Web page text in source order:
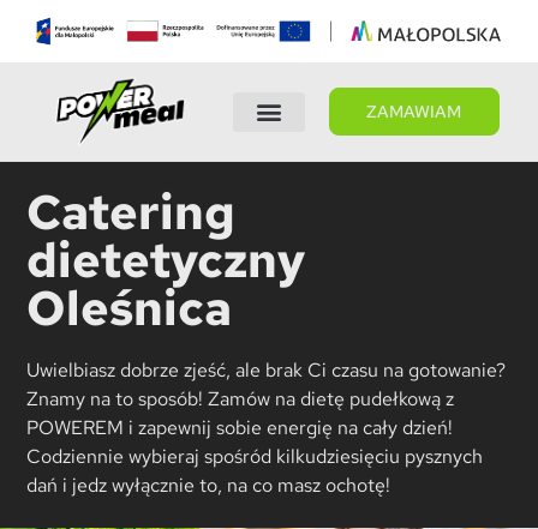
ZAMAWIAM
Catering
dietetyczny
Oleśnica
Uwielbiasz dobrze zjeść, ale brak Ci czasu na gotowanie?
Znamy na to sposób! Zamów na dietę pudełkową z
POWEREM i zapewnij sobie energię na cały dzień!
Codziennie wybieraj spośród kilkudziesięciu pysznych
dań i jedz wyłącznie to, na co masz ochotę!